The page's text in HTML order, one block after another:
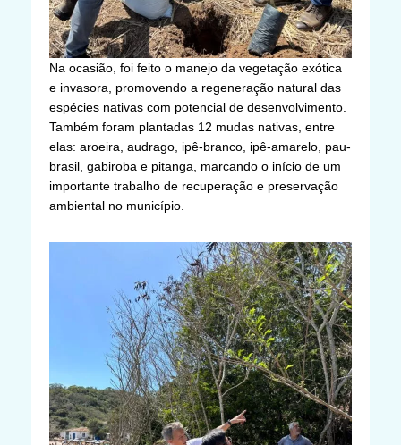
Na ocasião, foi feito o manejo da vegetação exótica
e invasora, promovendo a regeneração natural das
espécies nativas com potencial de desenvolvimento.
Também foram plantadas 12 mudas nativas, entre
elas: aroeira, audrago, ipê-branco, ipê-amarelo, pau-
brasil, gabiroba e pitanga, marcando o início de um
importante trabalho de recuperação e preservação
ambiental no município.